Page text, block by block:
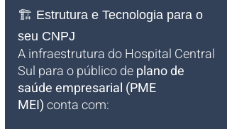
🏗️ Estrutura e Tecnologia para o
seu CNPJ
A infraestrutura do Hospital Central
Sul para o público de plano de
saúde empresarial (PME
MEI) conta com: